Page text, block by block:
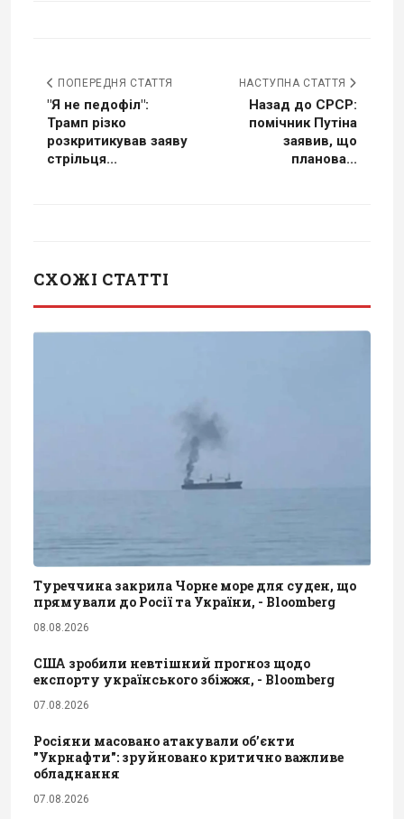
ПОПЕРЕДНЯ СТАТТЯ
"Я не педофіл":
Трамп різко
розкритикував заяву
стрільця...
НАСТУПНА СТАТТЯ
Назад до СРСР:
помічник Путіна
заявив, що
планова...
СХОЖІ СТАТТІ
Туреччина закрила Чорне море для суден, що
прямували до Росії та України, - Bloomberg
08.08.2026
США зробили невтішний прогноз щодо
експорту українського збіжжя, - Bloomberg
07.08.2026
Росіяни масовано атакували обʼєкти
"Укрнафти": зруйновано критично важливе
обладнання
07.08.2026